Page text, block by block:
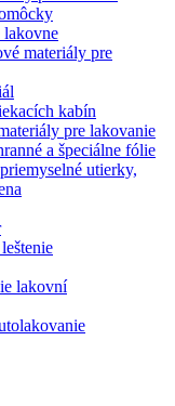
materiály pre
kabín
pre lakovanie
a špeciálne fólie
utierky,
lakovní